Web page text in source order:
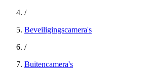
/
Beveiligingscamera's
/
Buitencamera's